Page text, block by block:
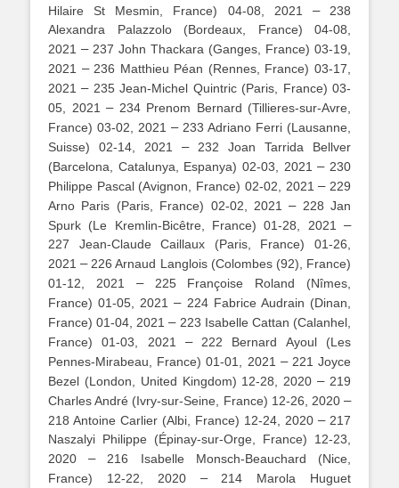
Hilaire St Mesmin, France) 04-08, 2021
– 238
Alexandra Palazzolo (Bordeaux, France) 04-08,
2021 – 237 John Thackara (Ganges, France) 03-19,
2021 – 236 Matthieu Péan (Rennes, France) 03-17,
2021 – 235 Jean-Michel Quintric (Paris, France) 03-
05, 2021 – 234 Prenom Bernard (Tillieres-sur-Avre,
France) 03-02, 2021 – 233 Adriano Ferri (Lausanne,
Suisse) 02-14, 2021
– 232 Joan Tarrida Bellver
(Barcelona, Catalunya, Espanya) 02-03, 2021 – 230
Philippe Pascal (Avignon, France) 02-02, 2021 – 229
Arno Paris (Paris, France) 02-02, 2021
– 228 Jan
Spurk (Le Kremlin-Bicêtre, France) 01-28, 2021
–
227 Jean-Claude Caillaux (Paris, France) 01-26,
2021 – 226 Arnaud Langlois (Colombes (92), France)
01-12, 2021
–
225 Françoise Roland (Nîmes,
France) 01-05, 2021 – 224 Fabrice Audrain (Dinan,
France) 01-04, 2021 – 223 Isabelle Cattan (Calanhel,
France) 01-03, 2021
– 222 Bernard Ayoul (Les
Pennes-Mirabeau, France) 01-01, 2021 – 221 Joyce
Bezel (London, United Kingdom) 12-28, 2020 – 219
Charles André (Ivry-sur-Seine, France) 12-26, 2020–
218 Antoine Carlier (Albi, France) 12-24, 2020 – 217
Naszalyi Philippe (Épinay-sur-Orge, France) 12-23,
2020 – 216 Isabelle Monsch-Beauchard (Nice,
France) 12-22, 2020– 214 Marola Huguet